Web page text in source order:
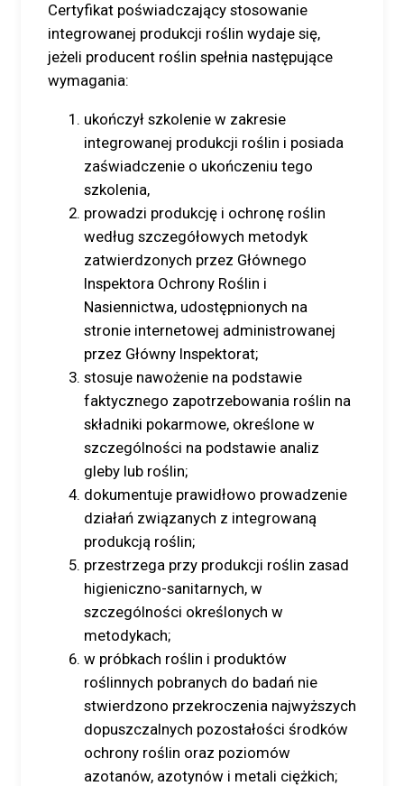
Certyfikat poświadczający stosowanie
integrowanej produkcji roślin wydaje się,
jeżeli producent roślin spełnia następujące
wymagania:
ukończył szkolenie w zakresie
integrowanej produkcji roślin i posiada
zaświadczenie o ukończeniu tego
szkolenia,
prowadzi produkcję i ochronę roślin
według szczegółowych metodyk
zatwierdzonych przez Głównego
Inspektora Ochrony Roślin i
Nasiennictwa, udostępnionych na
stronie internetowej administrowanej
przez Główny Inspektorat;
stosuje nawożenie na podstawie
faktycznego zapotrzebowania roślin na
składniki pokarmowe, określone w
szczególności na podstawie analiz
gleby lub roślin;
dokumentuje prawidłowo prowadzenie
działań związanych z integrowaną
produkcją roślin;
przestrzega przy produkcji roślin zasad
higieniczno-sanitarnych, w
szczególności określonych w
metodykach;
w próbkach roślin i produktów
roślinnych pobranych do badań nie
stwierdzono przekroczenia najwyższych
dopuszczalnych pozostałości środków
ochrony roślin oraz poziomów
azotanów, azotynów i metali ciężkich;